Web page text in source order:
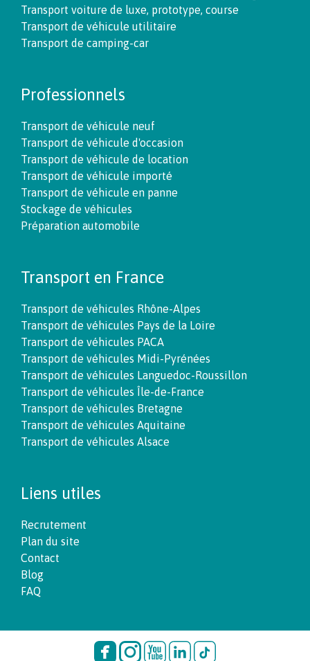
Transport voiture de luxe, prototype, course
Transport de véhicule utilitaire
Transport de camping-car
Professionnels
Transport de véhicule neuf
Transport de véhicule d'occasion
Transport de véhicule de location
Transport de véhicule importé
Transport de véhicule en panne
Stockage de véhicules
Préparation automobile
Transport en France
Transport de véhicules Rhône-Alpes
Transport de véhicules Pays de la Loire
Transport de véhicules PACA
Transport de véhicules Midi-Pyrénées
Transport de véhicules Languedoc-Roussillon
Transport de véhicules Île-de-France
Transport de véhicules Bretagne
Transport de véhicules Aquitaine
Transport de véhicules Alsace
Liens utiles
Recrutement
Plan du site
Contact
Blog
FAQ